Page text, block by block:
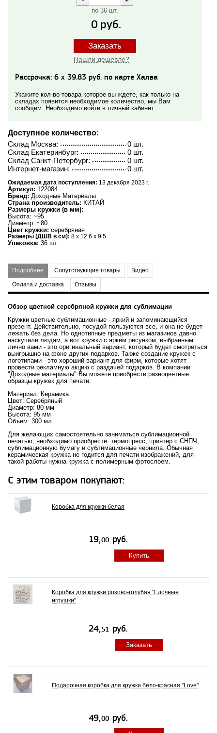
по 36 шт.
0 руб.
Заказать
Нашли дешевле?
Рассрочка: 6 x 39.83 руб. по карте Халва
Укажите кол-во товара которое вы ждете, как только на
складах появится необходимое количество, мы Вам
сообщим. Необходимо войти в личный кабинет.
Доступное количество:
0 шт.
Склад Москва:
0 шт.
Склад Екатеринбург:
0 шт.
Склад Санкт-Петербург:
0 шт.
Интернет-магазин:
Ожидаемая дата поступления: 13 декабря 2023 г.
Артикул: 122084
Бренд: Доходные Материалы
Страна производитель: КИТАЙ
Размеры кружки (в мм):
Высота: ~95
Диаметр: ~80
Цвет кружки: серебряная
Размеры (ДШВ в см): 8 x 12.6 x 9.5
Упаковка: 36 шт.
Подробнее Сопутствующие товары Видео
Оплата и доставка Отзывы
Обзор цветной серебряной кружки для сублимации
Кружки цветные сублимационные - яркий и запоминающийся
презент. Действительно, посудой пользуются все, и она не будет
лежать без дела. Но однотипные предметы из магазинов давно
наскучили людям, а вот кружки с ярким рисунком, выбранным
лично вами - это оригинальный вариант, который будет смотреться
выигрышно на фоне других подарков. Также создание кружек с
логотипами - это хороший вариант для фирм, которые хотят
провести рекламную акцию с раздачей подарков. В компании
"Доходные материалы" Вы можете приобрести разноцветные
образцы кружек для печати.
Материал: Керамика
Цвет: Серебряный
Диаметр: 80 мм
Высота: 95 мм
Объем: 300 мл
Для желающих самостоятельно заниматься сублимационной
печатью, необходимо приобрести: термопресс, принтер с СНПЧ,
сублимационную бумагу и сублимационные чернила. Обычная
керамическая кружка не годится для печати изображений, для
такой работы нужна кружка с полимерным фотослоем.
С этим товаром покупают:
Коробка для кружки белая
Купить
Коробка для кружки розово-голубая "Елочные
игрушки"
Заказать
Подарочная коробка для кружки бело-красная "Love"